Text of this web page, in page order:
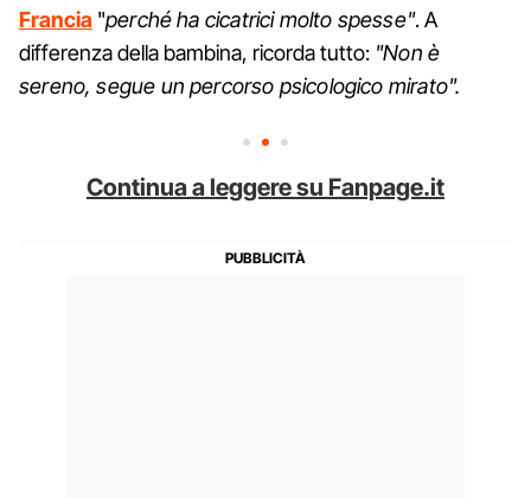
Francia "perché ha cicatrici molto spesse". A
differenza della bambina, ricorda tutto: "Non è
sereno, segue un percorso psicologico mirato".
Continua a leggere su Fanpage.it